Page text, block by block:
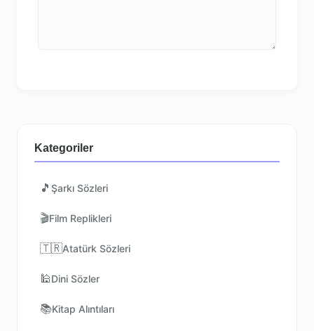
Kategoriler
🎵 Şarkı Sözleri
🎬Film Replikleri
🇹🇷Atatürk Sözleri
🕌Dini Sözler
📚Kitap Alıntıları